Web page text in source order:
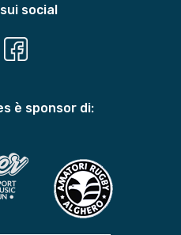
social
è sponsor di: